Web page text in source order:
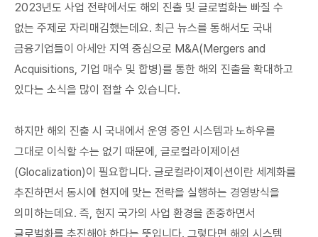
2023년도 사업 전략에서도 해외 진출 및 글로벌화는 빠질 수
없는 주제로 자리매김했는데요. 최근 뉴스를 통해서도 국내
금융기업들이 아세안 지역 중심으로 M&A(Mergers and
Acquisitions, 기업 매수 및 합병)를 통한 해외 진출을 확대하고
있다는 소식을 많이 접할 수 있습니다.
하지만 해외 진출 시 국내에서 운영 중인 시스템과 노하우를
그대로 이식할 수는 없기 때문에, 글로컬라이제이션
(Glocalization)이 필요합니다. 글로컬라이제이션이란 세계화를
추진하면서 동시에 현지에 맞는 전략을 실행하는 경영방식을
의미하는데요. 즉, 현지 국가의 사업 환경을 존중하면서
글로벌화를 추진해야 한다는 뜻입니다. 그렇다면 해외 시스템